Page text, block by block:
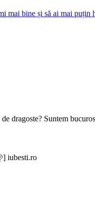
mai bine și să ai mai puțin
dragoste? Suntem
iubesti.ro